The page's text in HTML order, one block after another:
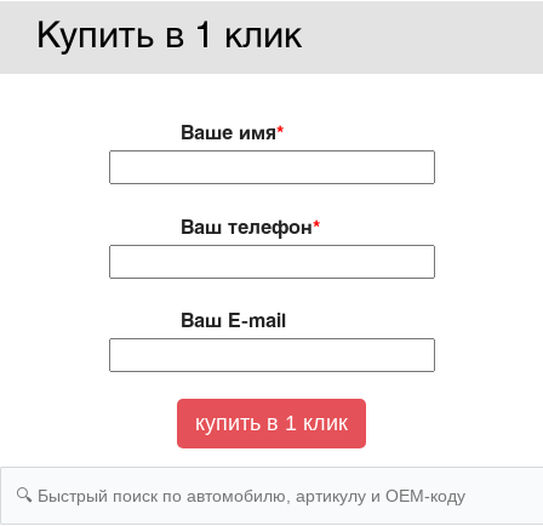
Купить в 1 клик
Ваше имя*
Ваш телефон*
Ваш E-mail